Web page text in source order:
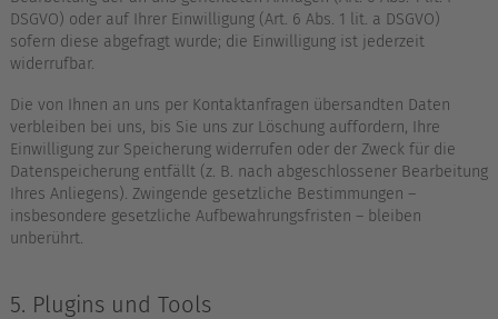
DSGVO) oder auf Ihrer Einwilligung (Art. 6 Abs. 1 lit. a DSGVO)
sofern diese abgefragt wurde; die Einwilligung ist jederzeit
widerrufbar.
Die von Ihnen an uns per Kontaktanfragen übersandten Daten
verbleiben bei uns, bis Sie uns zur Löschung auffordern, Ihre
Einwilligung zur Speicherung widerrufen oder der Zweck für die
Datenspeicherung entfällt (z. B. nach abgeschlossener Bearbeitung
Ihres Anliegens). Zwingende gesetzliche Bestimmungen –
insbesondere gesetzliche Aufbewahrungsfristen – bleiben
unberührt.
5. Plugins und Tools